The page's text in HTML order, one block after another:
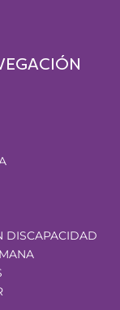
DISCAPACIDAD